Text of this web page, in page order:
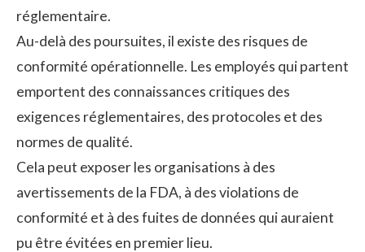
réglementaire.
Au-delà des poursuites, il existe des risques de
conformité opérationnelle. Les employés qui partent
emportent des connaissances critiques des
exigences réglementaires, des protocoles et des
normes de qualité.
Cela peut exposer les organisations à des
avertissements de la FDA, à des violations de
conformité et à des fuites de données qui auraient
pu être évitées en premier lieu.